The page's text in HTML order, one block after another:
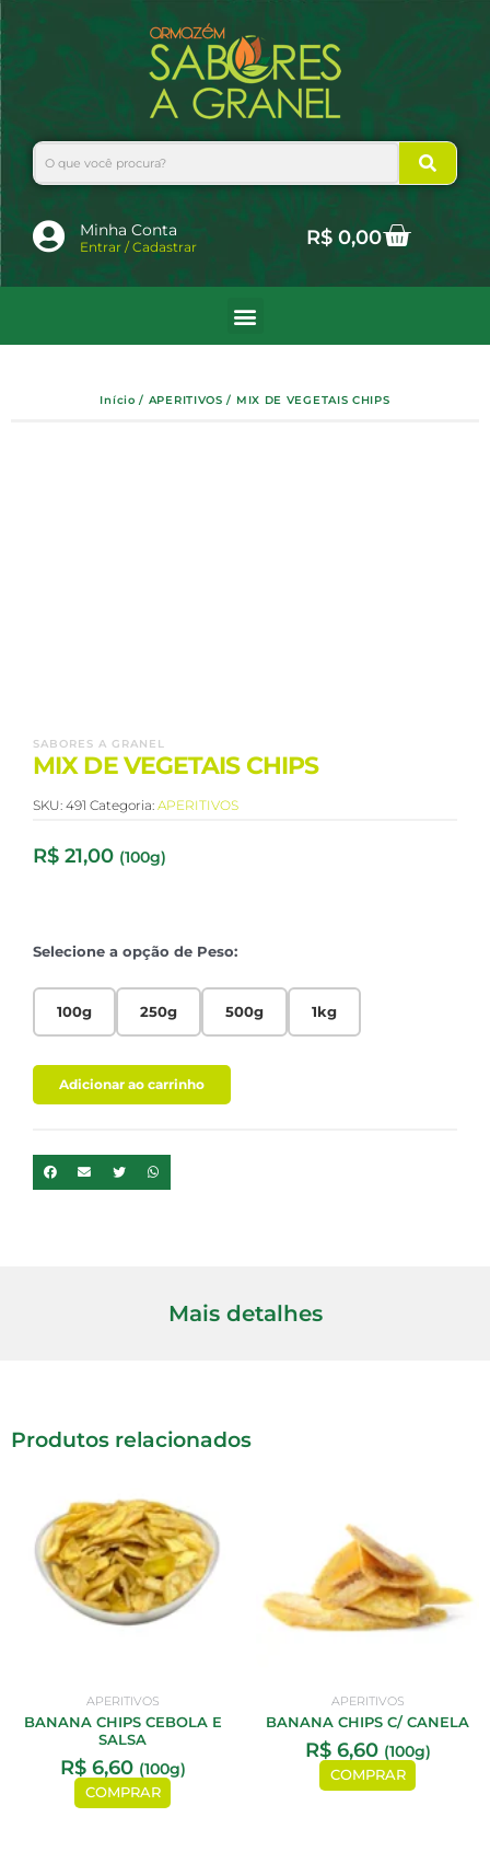
para
o
conteúdo
Search
Minha Conta
Entrar / Cadastrar R$0,00Cart
Início / APERITIVOS / MIX DE VEGETAIS CHIPS
SABORES A GRANEL
MIX DE VEGETAIS CHIPS
SKU: 491 Categoria: APERITIVOS
R$ 21,00 (100g)
Selecione a opção de Peso:
100g 250g 500g 1kg
Adicionar ao carrinho
Mais detalhes
Produtos relacionados
APERITIVOS
BANANA CHIPS CEBOLA E
SALSA
R$6,60 (100g)
COMPRAR
APERITIVOS
BANANA CHIPS C/ CANELA
R$6,60 (100g)
COMPRAR